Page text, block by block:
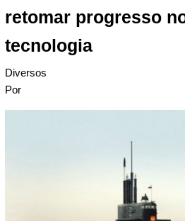
retomar progresso
tecnologia
Diversos
Por